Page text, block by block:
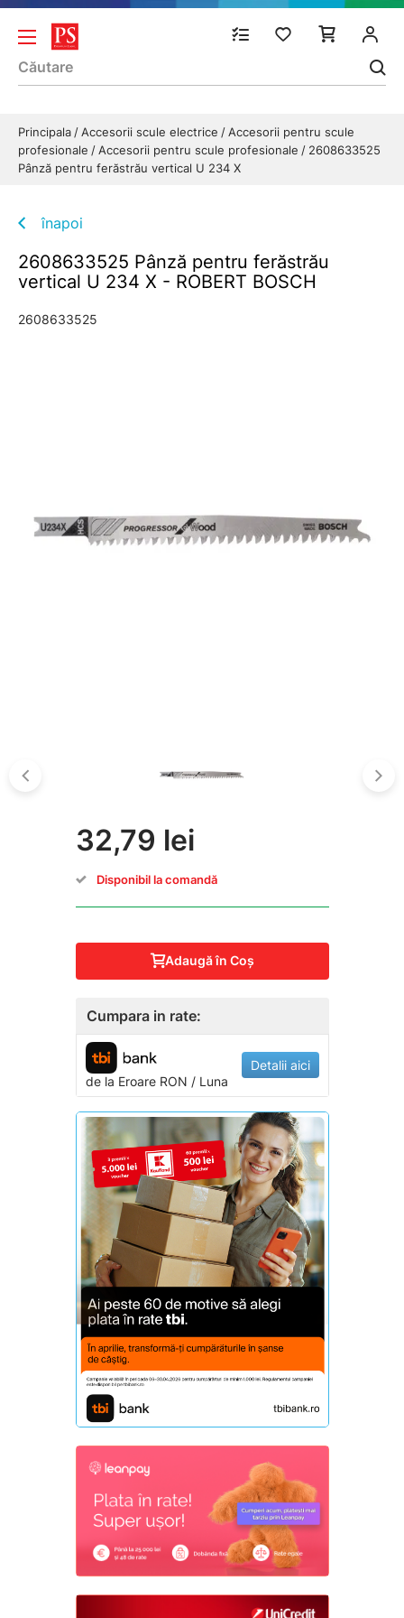
Principala Accesorii scule electrice
Accesorii pentru scule
profesionale
Accesorii pentru scule profesionale
2608633525
Pânză pentru ferăstrău vertical U 234 X
înapoi
2608633525 Pânză pentru ferăstrău
vertical U 234 X - ROBERT BOSCH
2608633525
32,79 lei
Disponibil la comandă
Adaugă în Coş
Cumpara in rate:
de la EroareRON / Luna
Detalii aici